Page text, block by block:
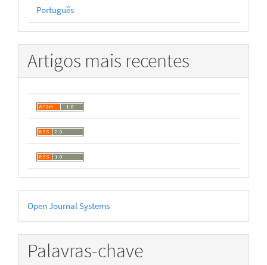
Português
Artigos mais recentes
Desenvolvido
por
Open Journal Systems
Palavras-chave